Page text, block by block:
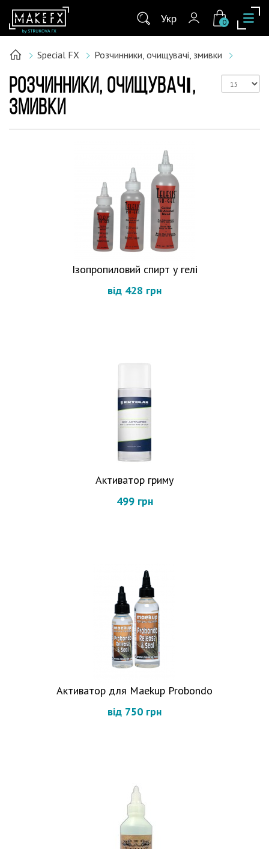
Укр 0
Special FX Розчинники, очищувачі, змивки
РОЗЧИННИКИ, ОЧИЩУВАЧІ,
ЗМИВКИ
Ізопропиловий спирт у гелі
від 428 грн
Активатор гриму
499 грн
Активатор для Maekup Probondo
від 750 грн